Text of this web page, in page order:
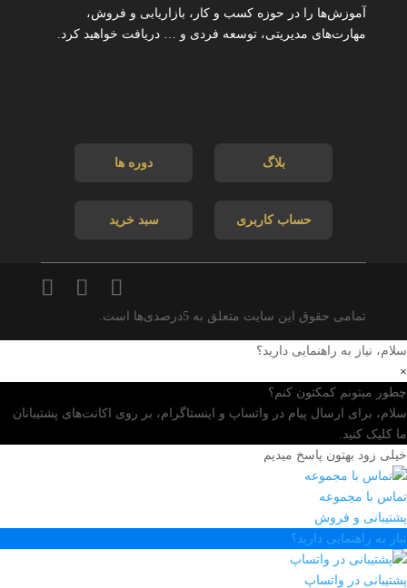
آموزش‌ها را در حوزه کسب و کار، بازاریابی و فروش،
مهارت‌های مدیریتی، توسعه فردی و … دریافت خواهید کرد.
بلاگ دوره ها
حساب کاربری سبد خرید
تمامی حقوق این سایت متعلق به 5درصدی‌ها است.
سلام، نیاز به راهنمایی دارید؟
×
چطور میتونم کمکتون کنم؟
سلام، برای ارسال پیام در واتساپ و اینستاگرام، بر روی اکانت‌های پشتیبانان
ما کلیک کنید.
خیلی زود بهتون پاسخ میدیم
تماس با مجموعه
پشتیبانی و فروش
نیاز به راهنمایی دارید؟
پشتیبانی در واتساپ